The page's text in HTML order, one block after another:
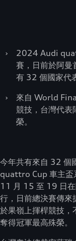
›
2024 Audi
賽，日前於阿
有 32 個國家代
›
來自 World
競技，台灣代表
榮。
今年共有來自 32 個
quattro Cup 車主盃
11 月 15 至 19 日
行，日前總決賽傳來
於果嶺上揮桿競技，
奪得冠軍最高殊榮。